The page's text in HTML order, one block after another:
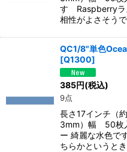
す Raspberryラ
相性がよさそう
QC1/8"単色
[Q1300]
385円(税込)
9点
長さ17インチ（
3mm）幅 50枚
ー 綺麗な水色で
ちらかというと